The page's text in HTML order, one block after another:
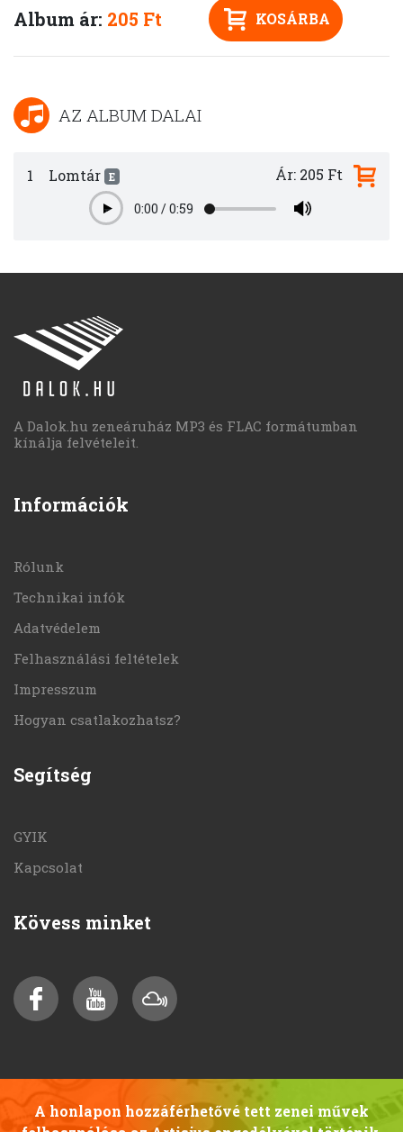
Album ár: 205 Ft KOSÁRBA
AZ ALBUM DALAI
1 Lomtár E
Play0:00 /0:59
Ár: 205 Ft
A Dalok.hu zeneáruház MP3 és FLAC formátumban
kínálja felvételeit.
Információk
Rólunk
Technikai infók
Adatvédelem
Felhasználási feltételek
Impresszum
Hogyan csatlakozhatsz?
Segítség
GYIK
Kapcsolat
Kövess minket
A honlapon hozzáférhetővé tett zenei művek